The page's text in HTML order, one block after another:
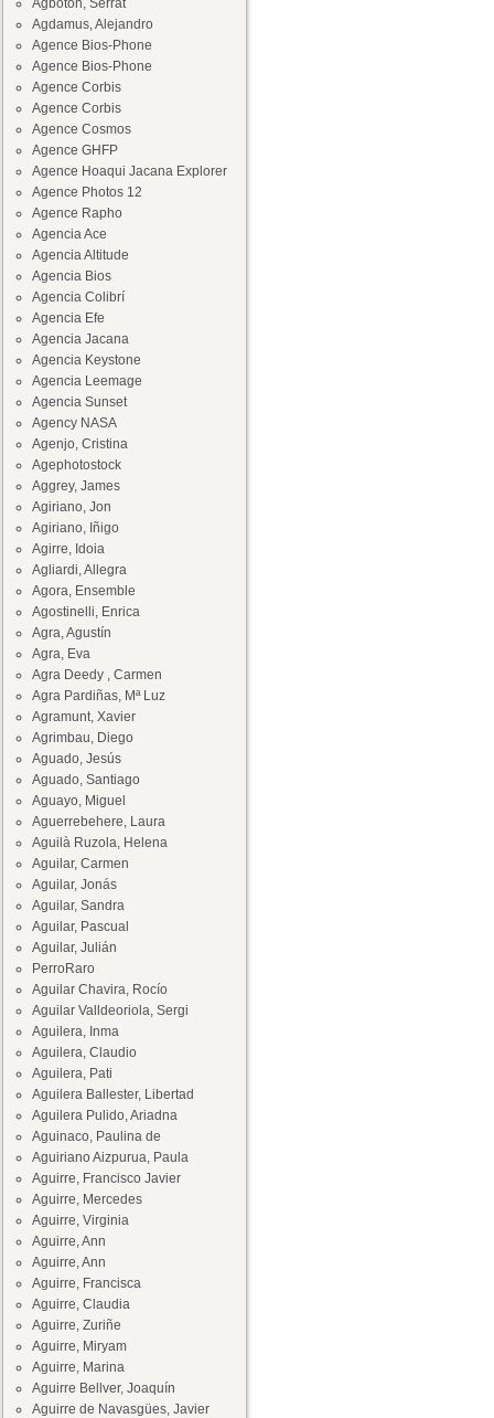
Agboton, Serrat
Agdamus, Alejandro
Agence Bios-Phone
Agence Bios-Phone
Agence Corbis
Agence Corbis
Agence Cosmos
Agence GHFP
Agence Hoaqui Jacana Explorer
Agence Photos 12
Agence Rapho
Agencia Ace
Agencia Altitude
Agencia Bios
Agencia Colibrí
Agencia Efe
Agencia Jacana
Agencia Keystone
Agencia Leemage
Agencia Sunset
Agency NASA
Agenjo, Cristina
Agephotostock
Aggrey, James
Agiriano, Jon
Agiriano, Iñigo
Agirre, Idoia
Agliardi, Allegra
Agora, Ensemble
Agostinelli, Enrica
Agra, Agustín
Agra, Eva
Agra Deedy , Carmen
Agra Pardiñas, Mª Luz
Agramunt, Xavier
Agrimbau, Diego
Aguado, Jesús
Aguado, Santiago
Aguayo, Miguel
Aguerrebehere, Laura
Aguilà Ruzola, Helena
Aguilar, Carmen
Aguilar, Jonás
Aguilar, Sandra
Aguilar, Pascual
Aguilar, Julián
PerroRaro
Aguilar Chavira, Rocío
Aguilar Valldeoriola, Sergi
Aguilera, Inma
Aguilera, Claudio
Aguilera, Pati
Aguilera Ballester, Libertad
Aguilera Pulido, Ariadna
Aguinaco, Paulina de
Aguiriano Aizpurua, Paula
Aguirre, Francisco Javier
Aguirre, Mercedes
Aguirre, Virginia
Aguirre, Ann
Aguirre, Ann
Aguirre, Francisca
Aguirre, Claudia
Aguirre, Zuriñe
Aguirre, Miryam
Aguirre, Marina
Aguirre Bellver, Joaquín
Aguirre de Navasgües, Javier